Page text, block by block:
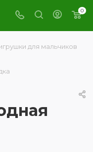
0
для мальчиков